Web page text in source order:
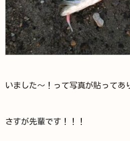
いました～！って写真が貼ってあ
さすが先輩です！！！